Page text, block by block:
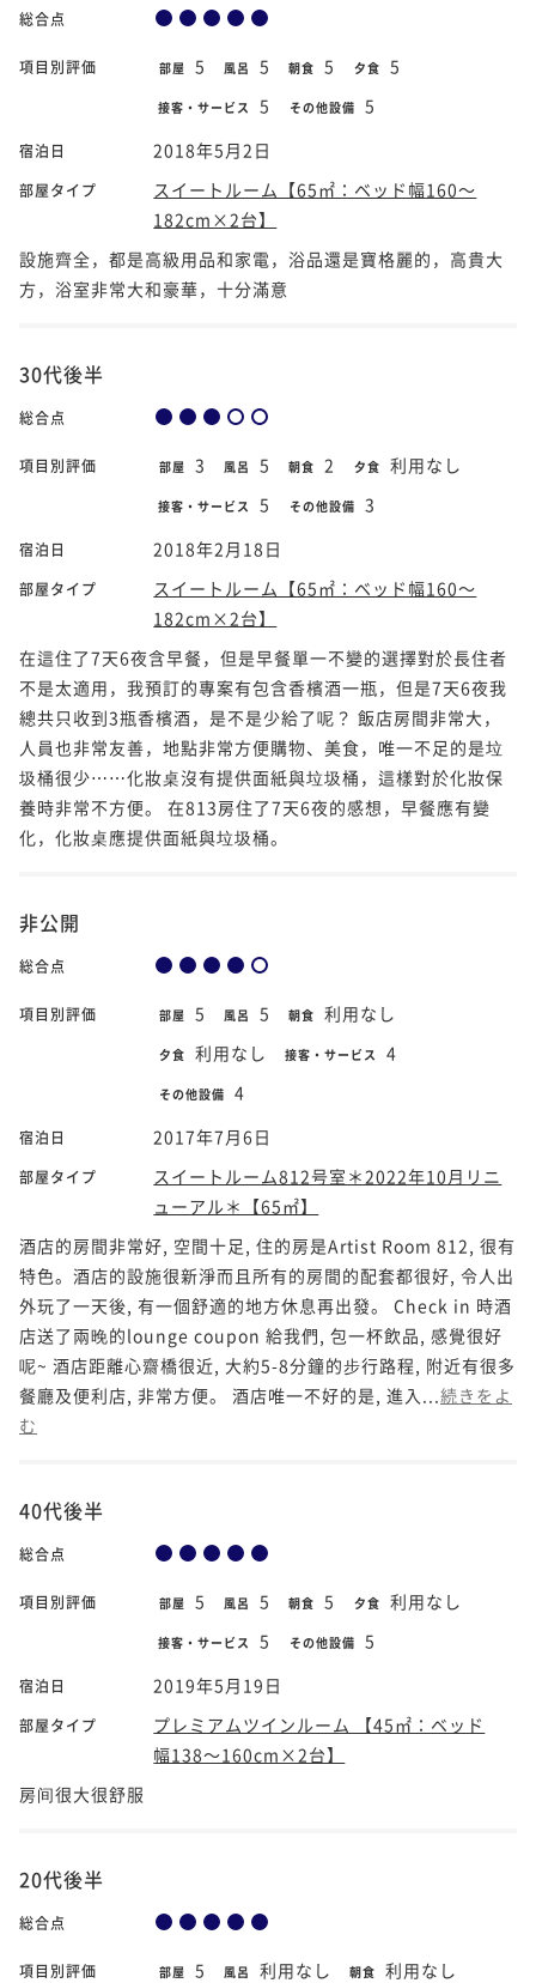
総合点
項目別評価 部屋 5 風呂 5 朝食 5 夕食 5
接客・サービス 5 その他設備 5
宿泊日 2018年5月2日
部屋タイプ
スイートルーム【65㎡：ベッド幅160～
182cm×2台】
設施齊全，都是高級用品和家電，浴品還是寶格麗的，高貴大
方，浴室非常大和豪華，十分滿意
30代後半
総合点
項目別評価 部屋 3 風呂 5 朝食 2 夕食 利用なし
接客・サービス 5 その他設備 3
宿泊日 2018年2月18日
部屋タイプ
スイートルーム【65㎡：ベッド幅160～
182cm×2台】
在這住了7天6夜含早餐，但是早餐單一不變的選擇對於長住者
不是太適用，我預訂的專案有包含香檳酒一瓶，但是7天6夜我
總共只收到3瓶香檳酒，是不是少給了呢？ 飯店房間非常大，
人員也非常友善，地點非常方便購物、美食，唯一不足的是垃
圾桶很少⋯⋯化妝桌沒有提供面紙與垃圾桶，這樣對於化妝保
養時非常不方便。 在813房住了7天6夜的感想，早餐應有變
化，化妝桌應提供面紙與垃圾桶。
非公開
総合点
項目別評価 部屋 5 風呂 5 朝食 利用なし
夕食 利用なし 接客・サービス 4
その他設備 4
宿泊日 2017年7月6日
部屋タイプ
スイートルーム812号室＊2022年10月リニ
ューアル＊【65㎡】
酒店的房間非常好, 空間十足, 住的房是Artist Room 812, 很有
特色。酒店的設施很新淨而且所有的房間的配套都很好, 令人出
外玩了一天後, 有一個舒適的地方休息再出發。 Check in 時酒
店送了兩晚的lounge coupon 給我們, 包一杯飲品, 感覺很好
呢~ 酒店距離心齋橋很近, 大約5-8分鐘的步行路程, 附近有很多
餐廳及便利店, 非常方便。 酒店唯一不好的是, 進入... 続きをよ
む
40代後半
総合点
項目別評価 部屋 5 風呂 5 朝食 5 夕食 利用なし
接客・サービス 5 その他設備 5
宿泊日 2019年5月19日
部屋タイプ
プレミアムツインルーム 【45㎡：ベッド
幅138～160cm×2台】
房间很大很舒服
20代後半
総合点
項目別評価 部屋 5 風呂 利用なし 朝食 利用なし